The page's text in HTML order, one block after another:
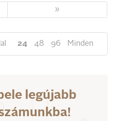
»
24 48 96 Minden
legújabb